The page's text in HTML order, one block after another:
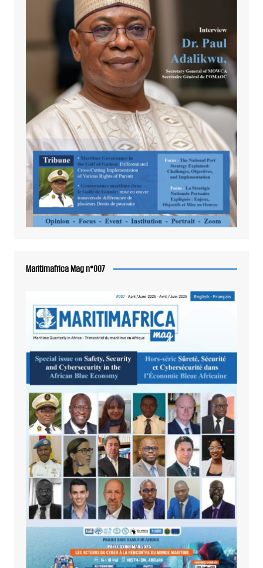
Maritimafrica Mag n°007